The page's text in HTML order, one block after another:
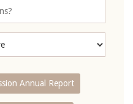
Annual Report